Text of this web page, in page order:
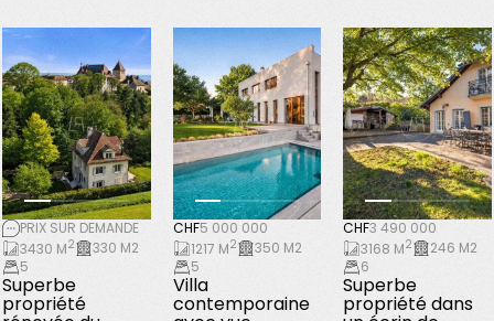
PRIX SUR DEMANDE
3430 M2
330 M2
5
Superbe
propriété
CHF5 000 000
1217 M2
350 M2
5
Villa
contemporaine
CHF3 490 000
3168 M2
246 M2
6
Superbe
propriété dans